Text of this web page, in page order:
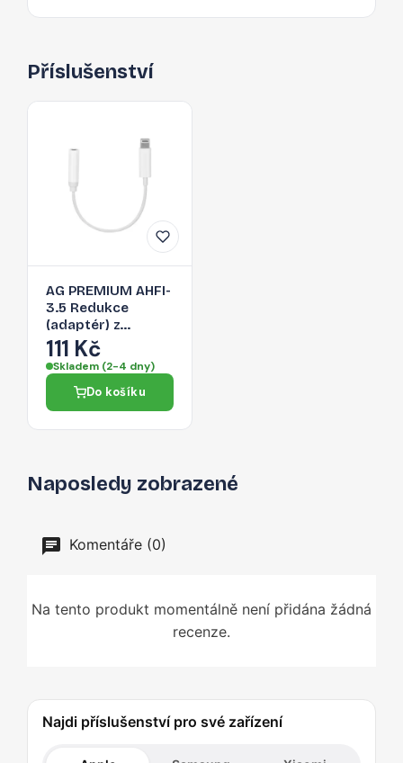
Příslušenství
AG PREMIUM AHFI-
3.5 Redukce
(adaptér) z
Lightning na 3,5
Jack, bílá
111 Kč
Skladem (2-4 dny)
Do košíku
Naposledy zobrazené
Komentáře (0)
Na tento produkt momentálně není přidána žádná
recenze.
Najdi příslušenství pro své zařízení